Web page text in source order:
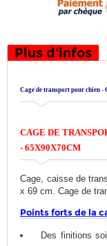
Plus d'infos
Cage de transport pour chien -
CAGE DE
- 65X90X70CM
Cage, caisse de
x 69 cm. Cage de
Points forts de la
Des finitions